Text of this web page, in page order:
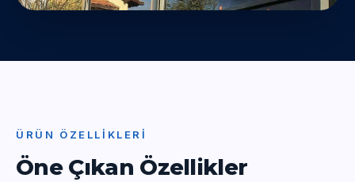
ÜRÜN ÖZELLIKLERI
Öne Çıkan Özellikler